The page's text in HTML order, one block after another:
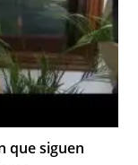
que siguen